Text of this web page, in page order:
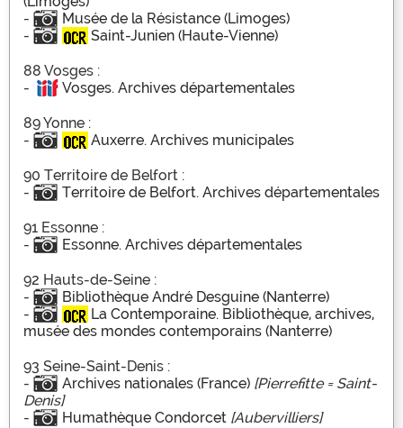
-
Musée de la Résistance (Limoges)
-
Saint-Junien (Haute-Vienne)
88 Vosges :
-
Vosges. Archives départementales
89 Yonne :
-
Auxerre. Archives municipales
90 Territoire de Belfort :
-
Territoire de Belfort. Archives départementales
91 Essonne :
-
Essonne. Archives départementales
92 Hauts-de-Seine :
-
Bibliothèque André Desguine (Nanterre)
-
La Contemporaine. Bibliothèque, archives,
musée des mondes contemporains (Nanterre)
93 Seine-Saint-Denis :
-
Archives nationales (France) [Pierrefitte = Saint-
Denis]
-
Humathèque Condorcet [Aubervilliers]